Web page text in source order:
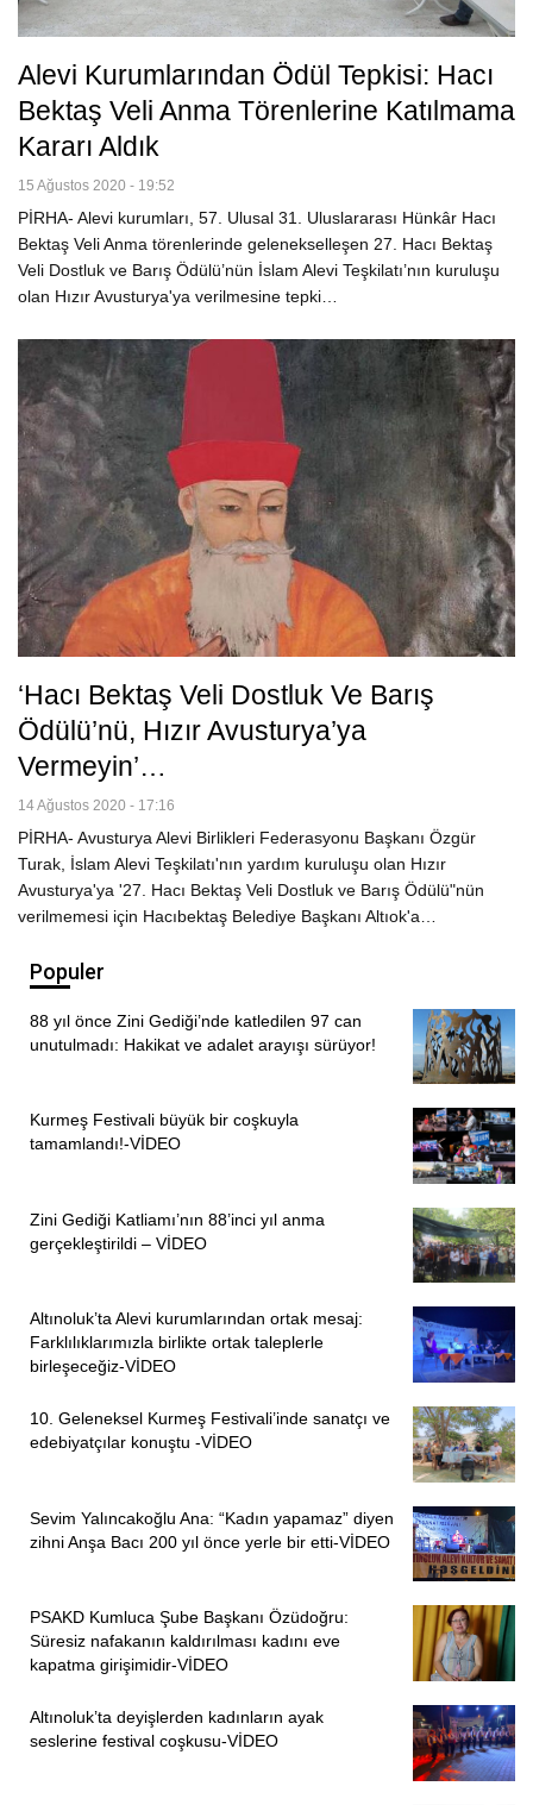
Alevi Kurumlarından Ödül Tepkisi: Hacı
Bektaş Veli Anma Törenlerine Katılmama
Kararı Aldık
15 Ağustos 2020 - 19:52
PİRHA- Alevi kurumları, 57. Ulusal 31. Uluslararası Hünkâr Hacı
Bektaş Veli Anma törenlerinde gelenekselleşen 27. Hacı Bektaş
Veli Dostluk ve Barış Ödülü’nün İslam Alevi Teşkilatı’nın kuruluşu
olan Hızır Avusturya'ya verilmesine tepki…
‘Hacı Bektaş Veli Dostluk Ve Barış
Ödülü’nü, Hızır Avusturya’ya
Vermeyin’…
14 Ağustos 2020 - 17:16
PİRHA- Avusturya Alevi Birlikleri Federasyonu Başkanı Özgür
Turak, İslam Alevi Teşkilatı'nın yardım kuruluşu olan Hızır
Avusturya'ya '27. Hacı Bektaş Veli Dostluk ve Barış Ödülü"nün
verilmemesi için Hacıbektaş Belediye Başkanı Altıok'a…
Populer
88 yıl önce Zini Gediği’nde katledilen 97 can
unutulmadı: Hakikat ve adalet arayışı sürüyor!
Kurmeş Festivali büyük bir coşkuyla
tamamlandı!-VİDEO
Zini Gediği Katliamı’nın 88’inci yıl anma
gerçekleştirildi – VİDEO
Altınoluk’ta Alevi kurumlarından ortak mesaj:
Farklılıklarımızla birlikte ortak taleplerle
birleşeceğiz-VİDEO
10. Geleneksel Kurmeş Festivali’inde sanatçı ve
edebiyatçılar konuştu -VİDEO
Sevim Yalıncakoğlu Ana: “Kadın yapamaz” diyen
zihni Anşa Bacı 200 yıl önce yerle bir etti-VİDEO
PSAKD Kumluca Şube Başkanı Özüdoğru:
Süresiz nafakanın kaldırılması kadını eve
kapatma girişimidir-VİDEO
Altınoluk’ta deyişlerden kadınların ayak
seslerine festival coşkusu-VİDEO